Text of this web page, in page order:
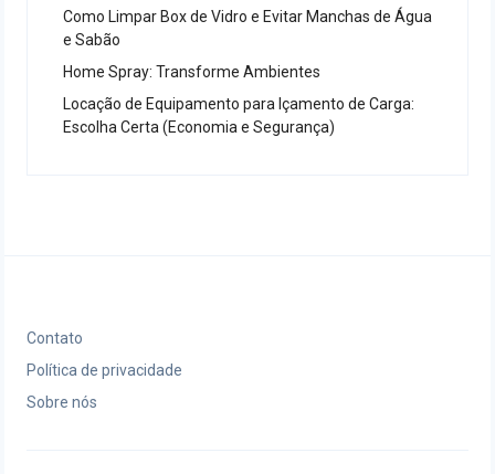
Como Limpar Box de Vidro e Evitar Manchas de Água
e Sabão
Home Spray: Transforme Ambientes
Locação de Equipamento para Içamento de Carga:
Escolha Certa (Economia e Segurança)
Contato
Política de privacidade
Sobre nós